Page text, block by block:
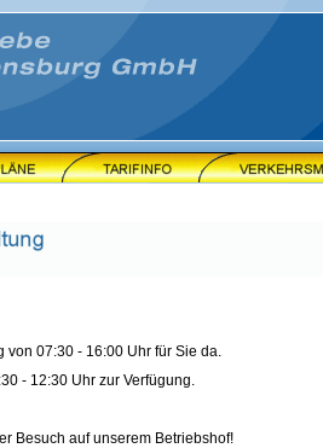
von 07:30 - 16:00 Uhr für Sie da.
- 12:30 Uhr zur Verfügung.
Besuch auf unserem Betriebshof!